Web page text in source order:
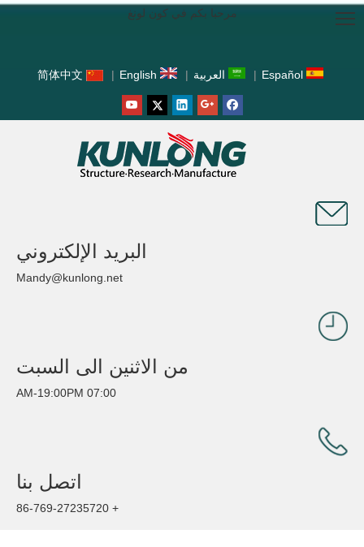
مرحبا بكم في كون لونغ
Español
| العربية |
English
|
简体中文
البريد الإلكتروني
Mandy@kunlong.net
من الاثنين الى السبت
07:00 AM-19:00PM
اتصل بنا
+ 86-769-27235720